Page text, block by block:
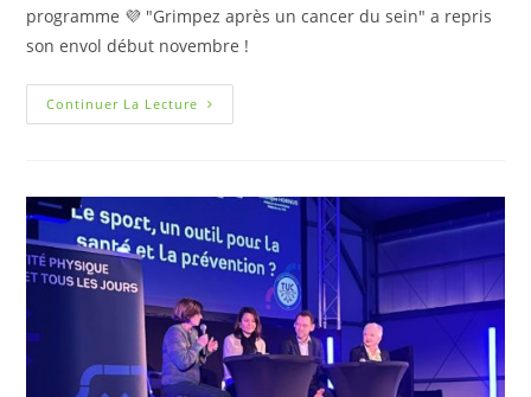
programme 💜 "Grimpez après un cancer du sein" a repris
son envol début novembre !
Continuer La Lecture